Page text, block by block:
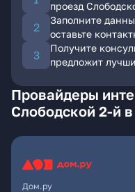
проезд
Заполните
оставьте
Получите
предложит
Провайдеры
Слободской 2-й
Дом.ру